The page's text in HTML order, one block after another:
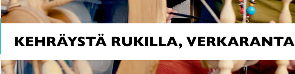
KEHRÄYSTÄ RUKILLA, VERKARANTA